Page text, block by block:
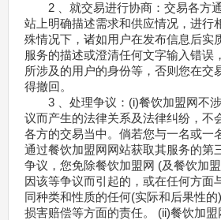
2 、就交易进行协商：交易各方
站上明确描述需求和供应情况，进行
殊情况下，诸如用户在发布信息后实
服务的描述或澄清任何文字输入错误
所涉及的用户的身份等，否则您在交
得撤回。
3 、处理争议：(i)餐饮加盟网不
议而产生的法律关系及法律纠纷，不
各方的交易当中。倘若您与一名或一
通过餐饮加盟网网站获取其服务的第
争议，您免除餐饮加盟网 (及餐饮加
因该等争议而引起的，或在任何方面
同种类和性质的任何(实际和后果性
损害赔偿等方面的责任。 (ii)餐饮加